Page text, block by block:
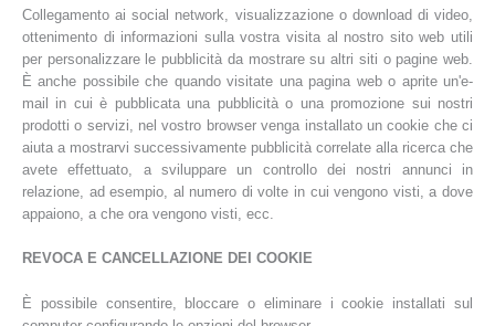
Collegamento ai social network, visualizzazione o download di video,
ottenimento di informazioni sulla vostra visita al nostro sito web utili
per personalizzare le pubblicità da mostrare su altri siti o pagine web.
È anche possibile che quando visitate una pagina web o aprite un'e-
mail in cui è pubblicata una pubblicità o una promozione sui nostri
prodotti o servizi, nel vostro browser venga installato un cookie che ci
aiuta a mostrarvi successivamente pubblicità correlate alla ricerca che
avete effettuato, a sviluppare un controllo dei nostri annunci in
relazione, ad esempio, al numero di volte in cui vengono visti, a dove
appaiono, a che ora vengono visti, ecc.
REVOCA E CANCELLAZIONE DEI COOKIE
È possibile consentire, bloccare o eliminare i cookie installati sul